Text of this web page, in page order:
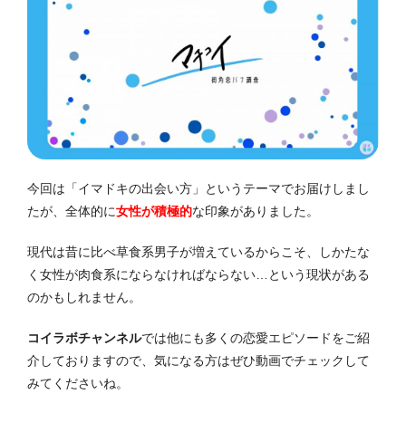
今回は「イマドキの出会い方」というテーマでお届けしまし
たが、全体的に女性が積極的な印象がありました。
現代は昔に比べ草食系男子が増えているからこそ、しかたな
く女性が肉食系にならなければならない…という現状がある
のかもしれません。
コイラボチャンネルでは他にも多くの恋愛エピソードをご紹
介しておりますので、気になる方はぜひ動画でチェックして
みてくださいね。